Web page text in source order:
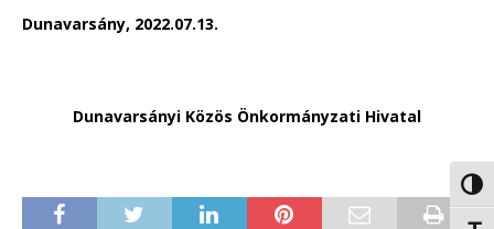
Dunavarsány, 2022.07.13.
Dunavarsányi Közös Önkormányzati Hivatal